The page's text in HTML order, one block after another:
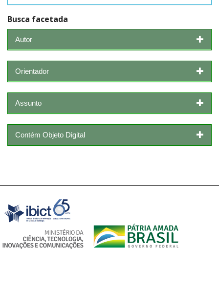
Busca facetada
Autor
Orientador
Assunto
Contém Objeto Digital